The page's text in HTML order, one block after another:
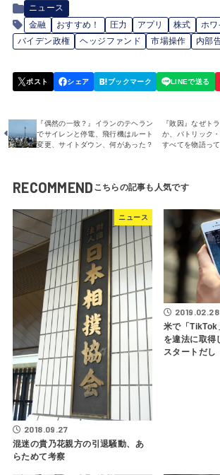
ニュース
金融
おすすめ！ 圧力 アプリ 株式
ホワ
バイデン政権
ヘッジファンド 市場操作 内部
『偶然の一致？』イランのテヘラン
でサイレンと停電、飛行機はルート
変更、サイトダウン、何があった？
『敗因』なぜト
か、パトリック
すべてを物語っ
RECOMMEND
ニュース
2018.09.27
混迷の貴乃花親方の引退騒動、あ
らためて考察
2019.02.28
米で「TikTok
を違法に取
スタートだし